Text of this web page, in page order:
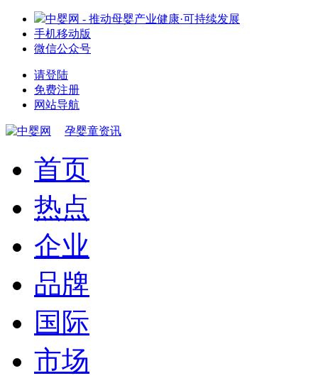
中婴网 - 推动母婴产业健康·可持续发展
手机移动版
微信公众号
请登陆
免费注册
网站导航
孕婴童资讯
首页
热点
企业
品牌
国际
市场